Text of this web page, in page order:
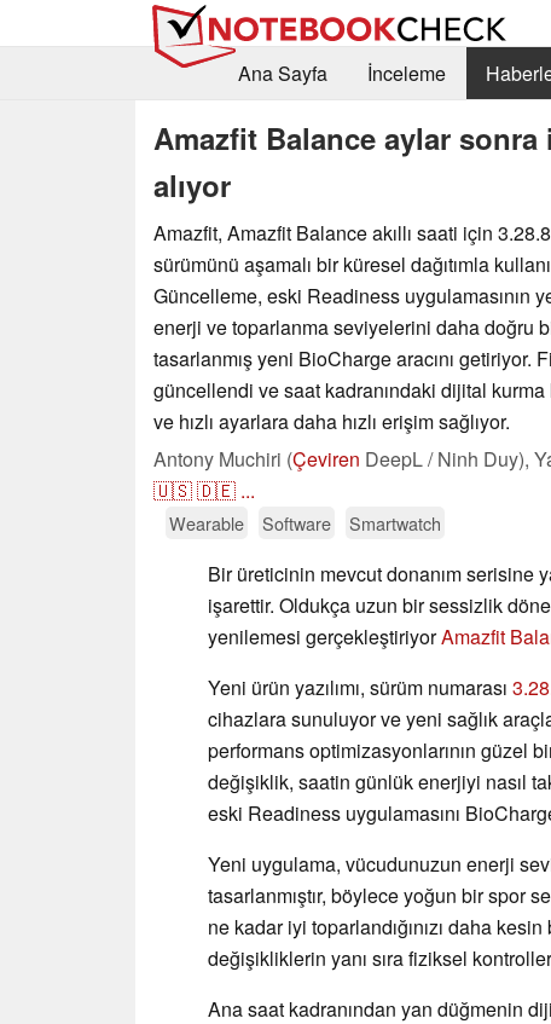
Ana Sayfa
İnceleme
Amazfit Balance aylar
alıyor
Amazfit, Amazfit Balance akıllı saati için
sürümünü aşamalı bir küresel dağıtımla
Güncelleme, eski Readiness uygulamasının
enerji ve toparlanma seviyelerini daha doğru
tasarlanmış yeni BioCharge aracını getiriyor.
güncellendi ve saat kadranındaki dijital
ve hızlı ayarlara daha hızlı erişim sağlıyor.
Antony Muchiri (Çeviren DeepL / Ninh Duy),
🇺🇸🇩🇪 ...
Wearable Software Smartwatch
Bir üreticinin mevcut donanım serisine
işarettir. Oldukça uzun bir sessizlik
yenilemesi gerçekleştiriyorAmazfit
Yeni ürün yazılımı, sürüm numarası
cihazlara sunuluyor ve yeni sağlık
performans optimizasyonlarının güzel
değişiklik, saatin günlük enerjiyi nasıl
eski Readiness uygulamasını
Yeni uygulama, vücudunuzun enerji
tasarlanmıştır, böylece yoğun bir spor
ne kadar iyi toparlandığınızı daha
değişikliklerin yanı sıra fiziksel
Ana saat kadranından yan düğmenin